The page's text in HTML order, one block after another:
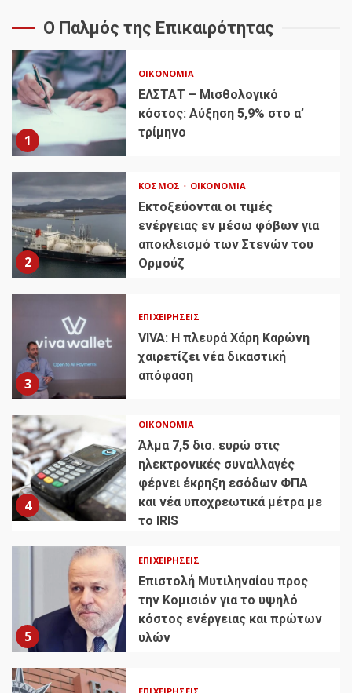
Ο Παλμός της Επικαιρότητας
1
ΟΙΚΟΝΟΜΊΑ
ΕΛΣΤΑΤ – Μισθολογικό
κόστος: Αύξηση 5,9% στο α’
τρίμηνο
2
ΚΌΣΜΟΣ ΟΙΚΟΝΟΜΊΑ
Εκτοξεύονται οι τιμές
ενέργειας εν μέσω φόβων για
αποκλεισμό των Στενών του
Ορμούζ
3
ΕΠΙΧΕΙΡΉΣΕΙΣ
VIVA: Η πλευρά Χάρη Καρώνη
χαιρετίζει νέα δικαστική
απόφαση
4
ΟΙΚΟΝΟΜΊΑ
Άλμα 7,5 δισ. ευρώ στις
ηλεκτρονικές συναλλαγές
φέρνει έκρηξη εσόδων ΦΠΑ
και νέα υποχρεωτικά μέτρα με
το IRIS
5
ΕΠΙΧΕΙΡΉΣΕΙΣ
Επιστολή Μυτιληναίου προς
την Κομισιόν για το υψηλό
κόστος ενέργειας και πρώτων
υλών